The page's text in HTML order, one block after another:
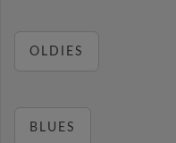
OLDIES
BLUES